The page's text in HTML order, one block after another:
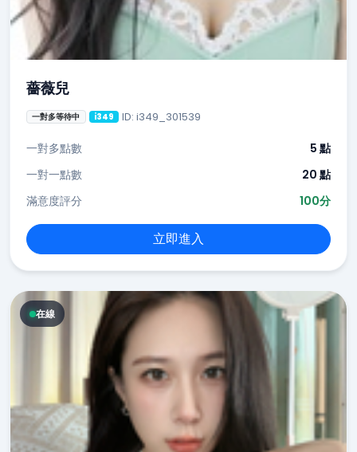
薔薇兒
一對多等待中 i349 ID: i349_301539
一對多點數
5 點
一對一點數
20 點
滿意度評分
100分
立即進入
在線